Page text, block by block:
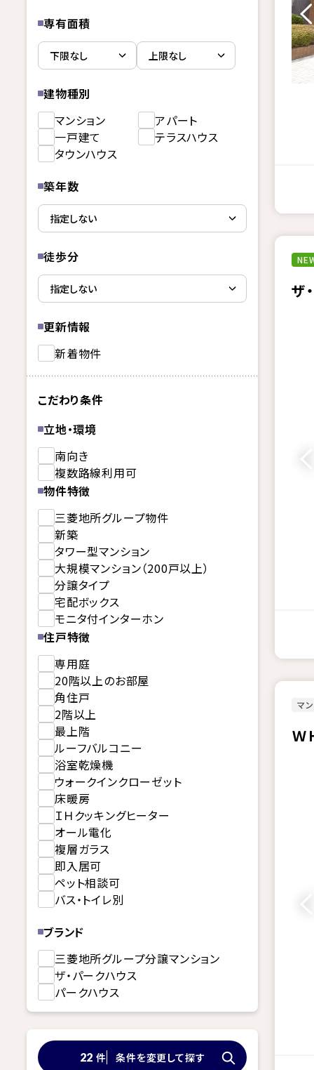
専有面積
建物種別
マンション
アパート
一戸建て
テラスハウス
タウンハウス
築年数
徒歩分
更新情報
新着物件
こだわり条件
立地・環境
南向き
複数路線利用可
物件特徴
三菱地所グループ物件
新築
タワー型マンション
大規模マンション（200戸以上）
分譲タイプ
宅配ボックス
モニタ付インターホン
住戸特徴
専用庭
20階以上のお部屋
角住戸
2階以上
最上階
ルーフバルコニー
浴室乾燥機
ウォークインクローゼット
床暖房
ＩＨクッキングヒーター
オール電化
複層ガラス
即入居可
ペット相談可
バス・トイレ別
ブランド
三菱地所グループ分譲マンション
ザ・パークハウス
パークハウス
22 件 条件を変更して探す
ザ
マ
Ｗ